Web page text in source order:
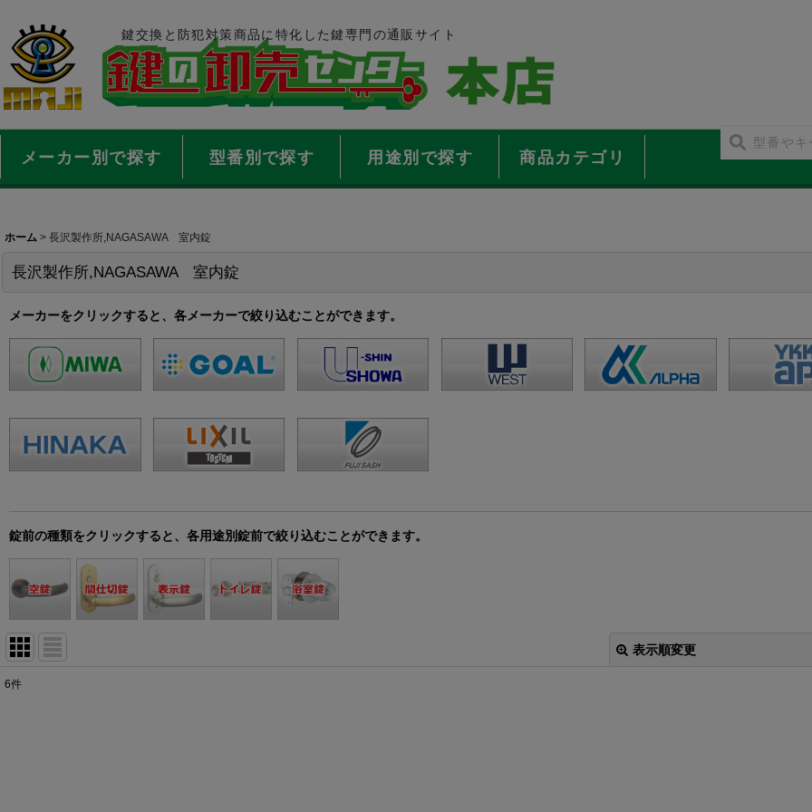
鍵交換と防犯対策商品に特化した鍵専門の通販サイト
メーカー別で探す 型番別で探す 用途別で探す 商品カテゴリ
ホーム > 長沢製作所,NAGASAWA 室内錠
長沢製作所,NAGASAWA 室内錠
メーカーをクリックすると、各メーカーで絞り込むことができます。
錠前の種類をクリックすると、各用途別錠前で絞り込むことができます。
表示順変更
6件